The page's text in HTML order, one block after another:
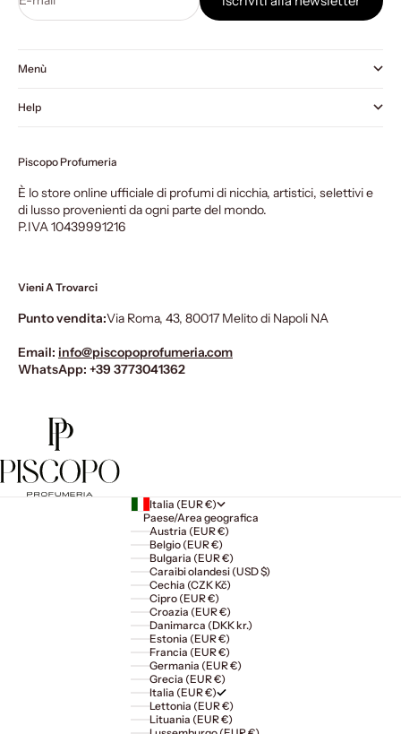
Menù
Help
Piscopo Profumeria
È lo store online ufficiale di profumi di nicchia, artistici, selettivi e
di lusso provenienti da ogni parte del mondo.
P.IVA 10439991216
Vieni A Trovarci
Punto vendita:Via Roma, 43, 80017 Melito di Napoli NA
Email: info@piscopoprofumeria.com
WhatsApp: +39 3773041362
Italia (EUR €)
Paese/Area geografica
Austria (EUR €)
Belgio (EUR €)
Bulgaria (EUR €)
Caraibi olandesi (USD $)
Cechia (CZK Kč)
Cipro (EUR €)
Croazia (EUR €)
Danimarca (DKK kr.)
Estonia (EUR €)
Francia (EUR €)
Germania (EUR €)
Grecia (EUR €)
Italia (EUR €)
Lettonia (EUR €)
Lituania (EUR €)